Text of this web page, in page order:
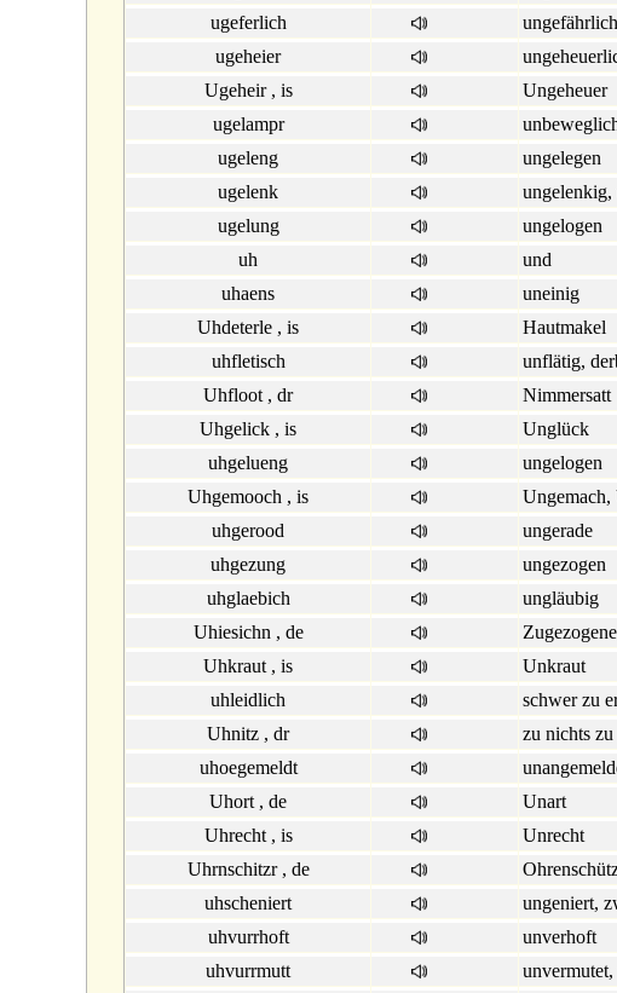
ugeferlich
ungefährlich
ugeheier
Ugeheir , is
Ungeheuer
ugelampr
ugeleng
ungelegen
ugelenk
ugelung
ungelogen
uh
und
uhaens
uneinig
Uhdeterle , is
Hautmakel
uhfletisch
unflätig,
Uhfloot , dr
Nimmersatt
Uhgelick , is
Unglück
uhgelueng
ungelogen
Uhgemooch , is
uhgerood
ungerade
uhgezung
ungezogen
uhglaebich
ungläubig
Uhiesichn , de
Uhkraut , is
Unkraut
uhleidlich
schwer zu
Uhnitz , dr
zu nichts
uhoegemeldt
Uhort , de
Unart
Uhrecht , is
Unrecht
Uhrnschitzr , de
uhscheniert
ungeniert,
uhvurrhoft
unverhoft
uhvurrmutt
unvermutet,